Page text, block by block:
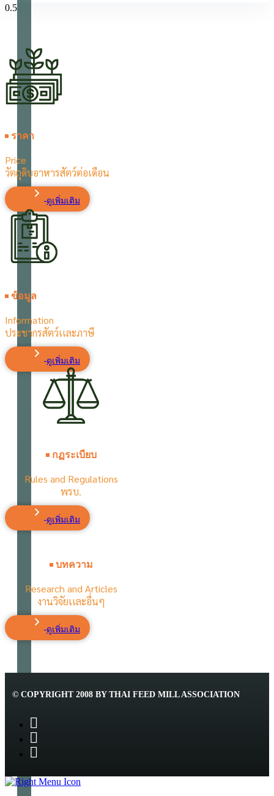
ราคา
Price
วัตถุดิบอาหารสัตว์ต่อเดือน
ดูเพิ่มเติม
ข้อมูล
Information
ประชากรสัตว์เเละภาษี
ดูเพิ่มเติม
กฏระเบียบ
Rules and Regulations
พรบ.
ดูเพิ่มเติม
บทความ
Research and Articles
งานวิจัยเเละอื่นๆ
ดูเพิ่มเติม
© COPYRIGHT 2008 BY THAI FEED MILL ASSOCIATION